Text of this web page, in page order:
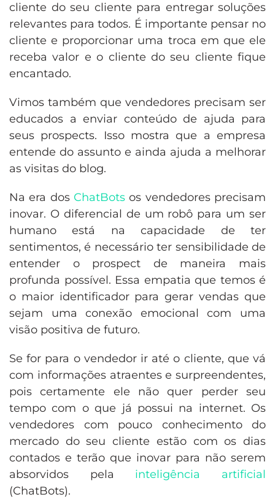
cliente do seu cliente para entregar soluções
relevantes para todos. É importante pensar no
cliente e proporcionar uma troca em que ele
receba valor e o cliente do seu cliente fique
encantado.
Vimos também que vendedores precisam ser
educados a enviar conteúdo de ajuda para
seus prospects. Isso mostra que a empresa
entende do assunto e ainda ajuda a melhorar
as visitas do blog.
Na era dos ChatBots os vendedores precisam
inovar. O diferencial de um robô para um ser
humano está na capacidade de ter
sentimentos, é necessário ter sensibilidade de
entender o prospect de maneira mais
profunda possível. Essa empatia que temos é
o maior identificador para gerar vendas que
sejam uma conexão emocional com uma
visão positiva de futuro.
Se for para o vendedor ir até o cliente, que vá
com informações atraentes e surpreendentes,
pois certamente ele não quer perder seu
tempo com o que já possui na internet. Os
vendedores com pouco conhecimento do
mercado do seu cliente estão com os dias
contados e terão que inovar para não serem
absorvidos pela inteligência artificial
(ChatBots).